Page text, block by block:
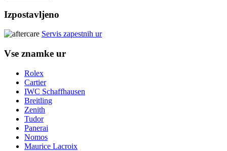
Izpostavljeno
Servis zapestnih ur
Vse znamke ur
Rolex
Cartier
IWC Schaffhausen
Breitling
Zenith
Tudor
Panerai
Nomos
Maurice Lacroix